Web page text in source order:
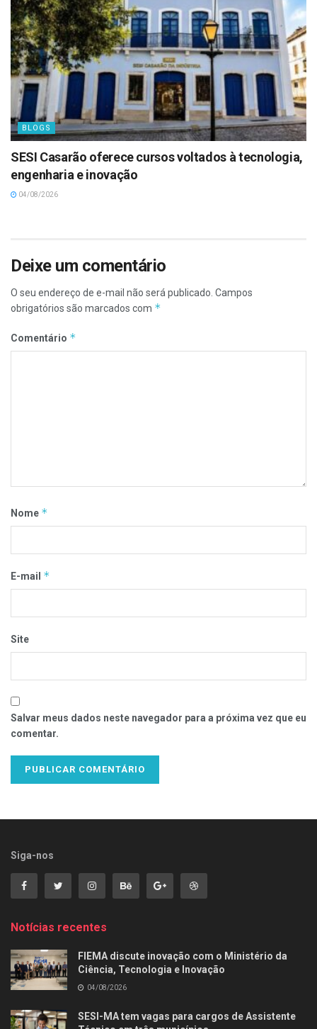
BLOGS
SESI Casarão oferece cursos voltados à tecnologia,
engenharia e inovação
04/08/2026
Deixe um comentário
O seu endereço de e-mail não será publicado. Campos
obrigatórios são marcados com *
Comentário *
Nome *
E-mail *
Site
Salvar meus dados neste navegador para a próxima vez que eu
comentar.
Siga-nos
Notícias recentes
FIEMA discute inovação com o Ministério da
Ciência, Tecnologia e Inovação
04/08/2026
SESI-MA tem vagas para cargos de Assistente